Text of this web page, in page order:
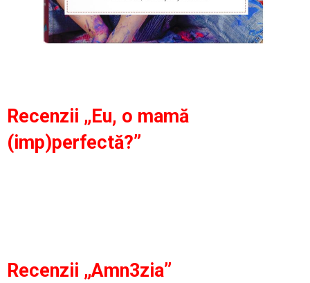
Recenzii „Eu, o mamă
(imp)perfectă?”
Recenzii „Amn3zia”